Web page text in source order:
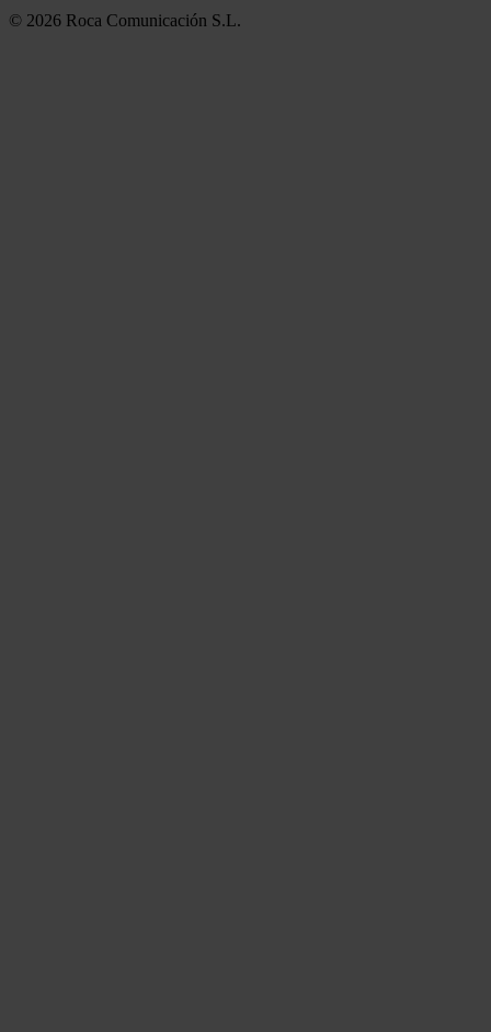
© 2026 Roca Comunicación S.L.